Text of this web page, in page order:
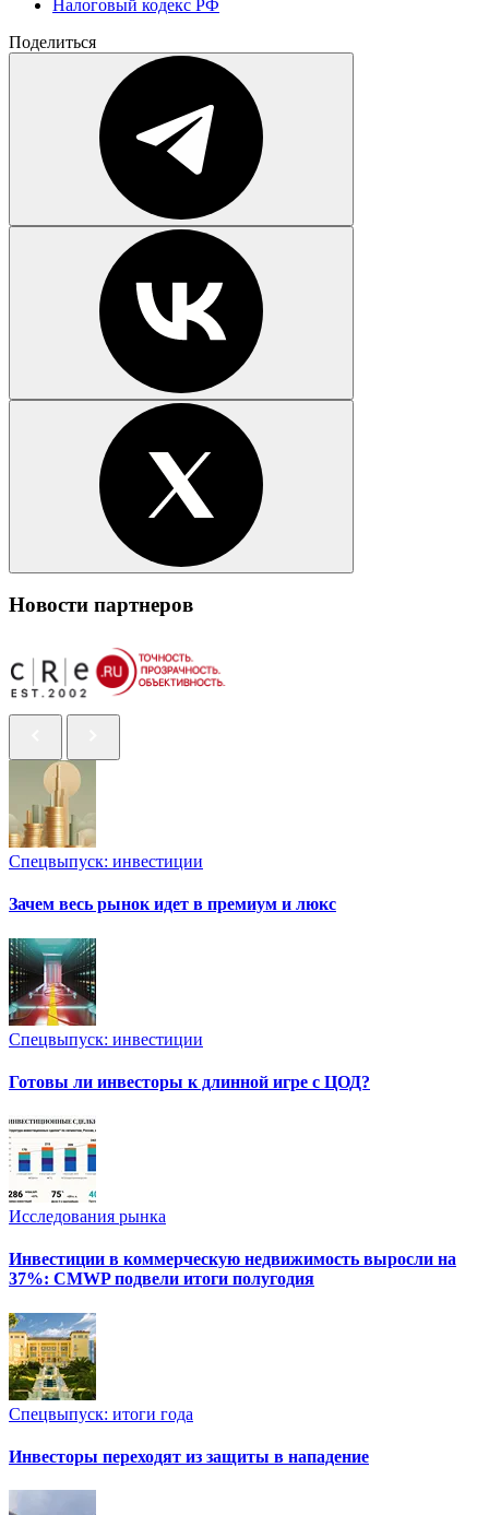
Налоговый кодекс РФ
Поделиться
Новости партнеров
Спецвыпуск: инвестиции
Зачем весь рынок идет в премиум и люкс
Спецвыпуск: инвестиции
Готовы ли инвесторы к длинной игре с ЦОД?
Исследования рынка
Инвестиции в коммерческую недвижимость выросли на
37%: CMWP подвели итоги полугодия
Спецвыпуск: итоги года
Инвесторы переходят из защиты в нападение